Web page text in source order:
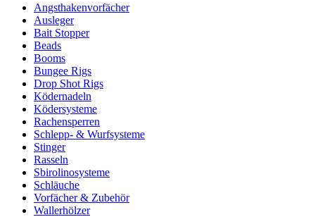
Angsthakenvorfächer
Ausleger
Bait Stopper
Beads
Booms
Bungee Rigs
Drop Shot Rigs
Ködernadeln
Ködersysteme
Rachensperren
Schlepp- & Wurfsysteme
Stinger
Rasseln
Sbirolinosysteme
Schläuche
Vorfächer & Zubehör
Wallerhölzer